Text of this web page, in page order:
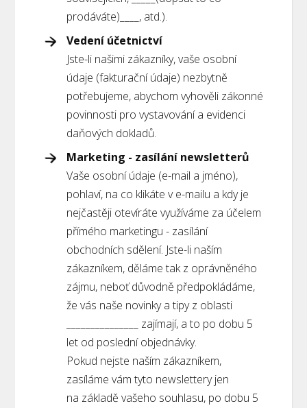
prodáváte) ____, atd.).
Vedení účetnictví
Jste-li našimi zákazníky, vaše osobní
údaje (fakturační údaje) nezbytně
potřebujeme, abychom vyhověli zákonné
povinnosti pro vystavování a evidenci
daňových dokladů.
Marketing - zasílání newsletterů
Vaše osobní údaje (e-mail a jméno),
pohlaví, na co klikáte v e-mailu a kdy je
nejčastěji otevíráte využíváme za účelem
přímého marketingu - zasílání
obchodních sdělení. Jste-li naším
zákazníkem, děláme tak z oprávněného
zájmu, neboť důvodně předpokládáme,
že vás naše novinky a tipy z oblasti
_______________ zajímají, a to po dobu 5
let od poslední objednávky.
Pokud nejste naším zákazníkem,
zasíláme vám tyto newslettery jen
na základě vašeho souhlasu, po dobu 5